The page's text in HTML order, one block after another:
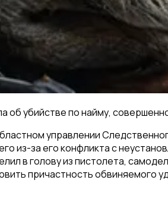
об убийстве по найму,
управлении
за его конфликта с
в голову из пистолета,
причастность обвиняемого